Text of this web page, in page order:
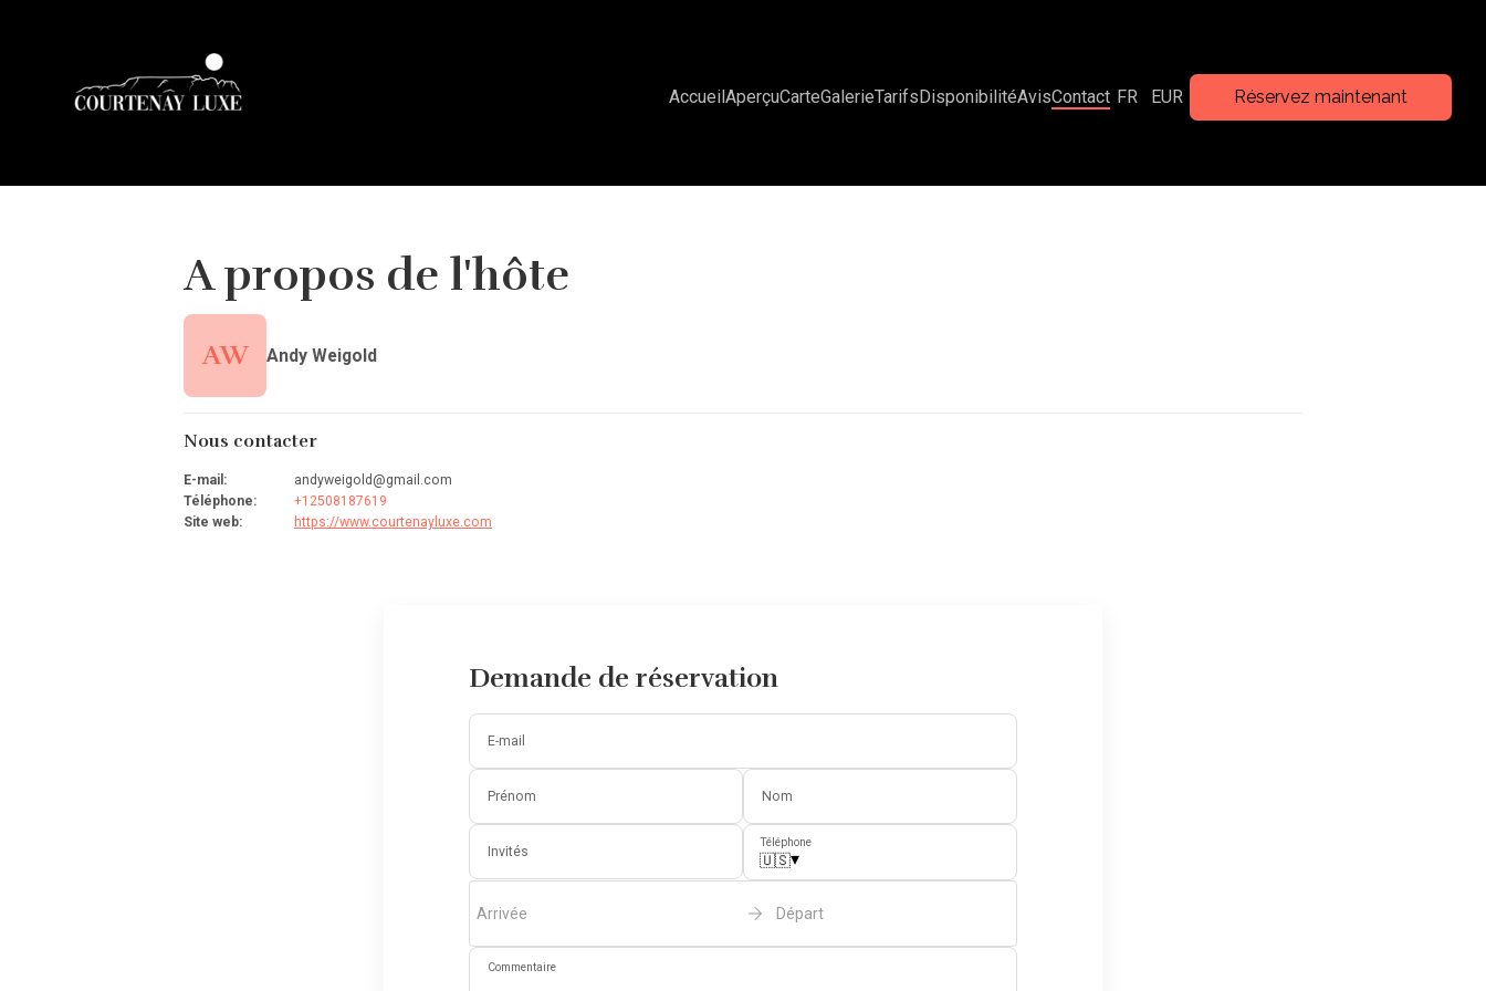
AccueilAperçuCarteGalerieTarifsDisponibilitéAvisContact FR EUR Réservez maintenant
A propos de l'hôte
AW Andy Weigold
Nous contacter
E-mail :
andyweigold@gmail.com
Téléphone:
+12508187619
Site web: https://www.courtenayluxe.com
Demande de réservation
E-mail
Prénom Nom
Invités
Téléphone
🇺🇸▾
Arrivée Départ
Commentaire